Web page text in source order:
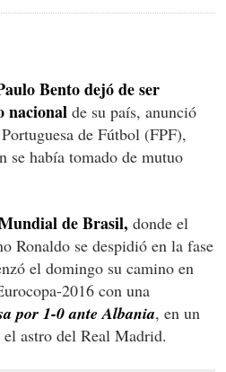
Bento dejó de ser
nacional de su país, anunció
de Fútbol (FPF),
se había tomado de mutuo
de Brasil, donde el
Ronaldo se despidió en la fase
el domingo su camino en
2016 con una
por 1-0 ante Albania, en un
astro del Real Madrid.